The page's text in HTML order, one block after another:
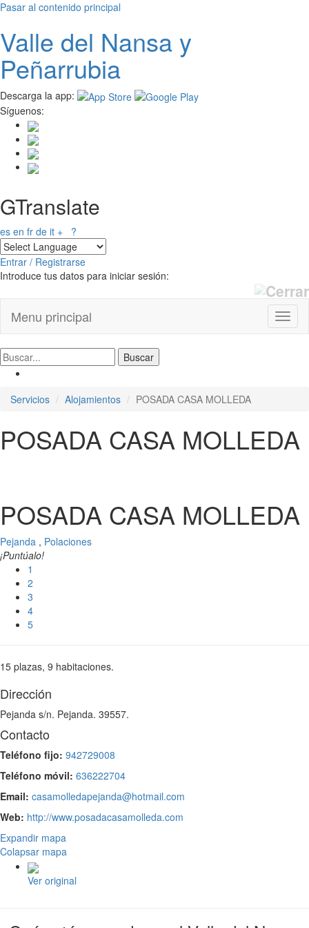
Pasar al contenido principal
Valle del Nansay
Peñarrubia
Descarga la app:
Síguenos:
GTranslate
es en fr de it + ?
Entrar / Registrarse
Introduce tus datos para iniciar sesión:
Menu principal
Servicios Alojamientos POSADA CASA MOLLEDA
POSADA CASA MOLLEDA
POSADA CASA MOLLEDA
Pejanda , Polaciones
¡Puntúalo!
1
2
3
4
5
15 plazas, 9 habitaciones.
Dirección
Pejanda s/n. Pejanda. 39557.
Contacto
Teléfono fijo: 942729008
Teléfono móvil: 636222704
Email: casamolledapejanda@hotmail.com
Web: http://www.posadacasamolleda.com
Expandir mapa
Colapsar mapa
Ver original